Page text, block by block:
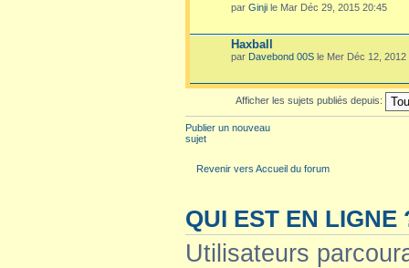
par Ginji le Mar Déc 29, 2015 20:45
Haxball
par Davebond 00S le Mer Déc 12, 2012
Afficher les sujets publiés depuis:
Publier un nouveau
sujet
Revenir vers Accueil du forum
QUI EST EN LIGNE
Utilisateurs